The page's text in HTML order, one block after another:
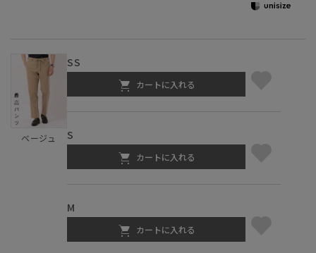
ベージュ
SS
カートに入れる
S
カートに入れる
M
カートに入れる